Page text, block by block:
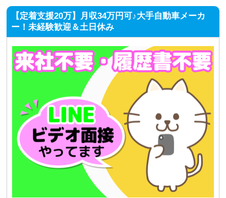
【定着支援20万】月収34万円可♪大手自動車メーカ
ー！未経験歓迎＆土日休み